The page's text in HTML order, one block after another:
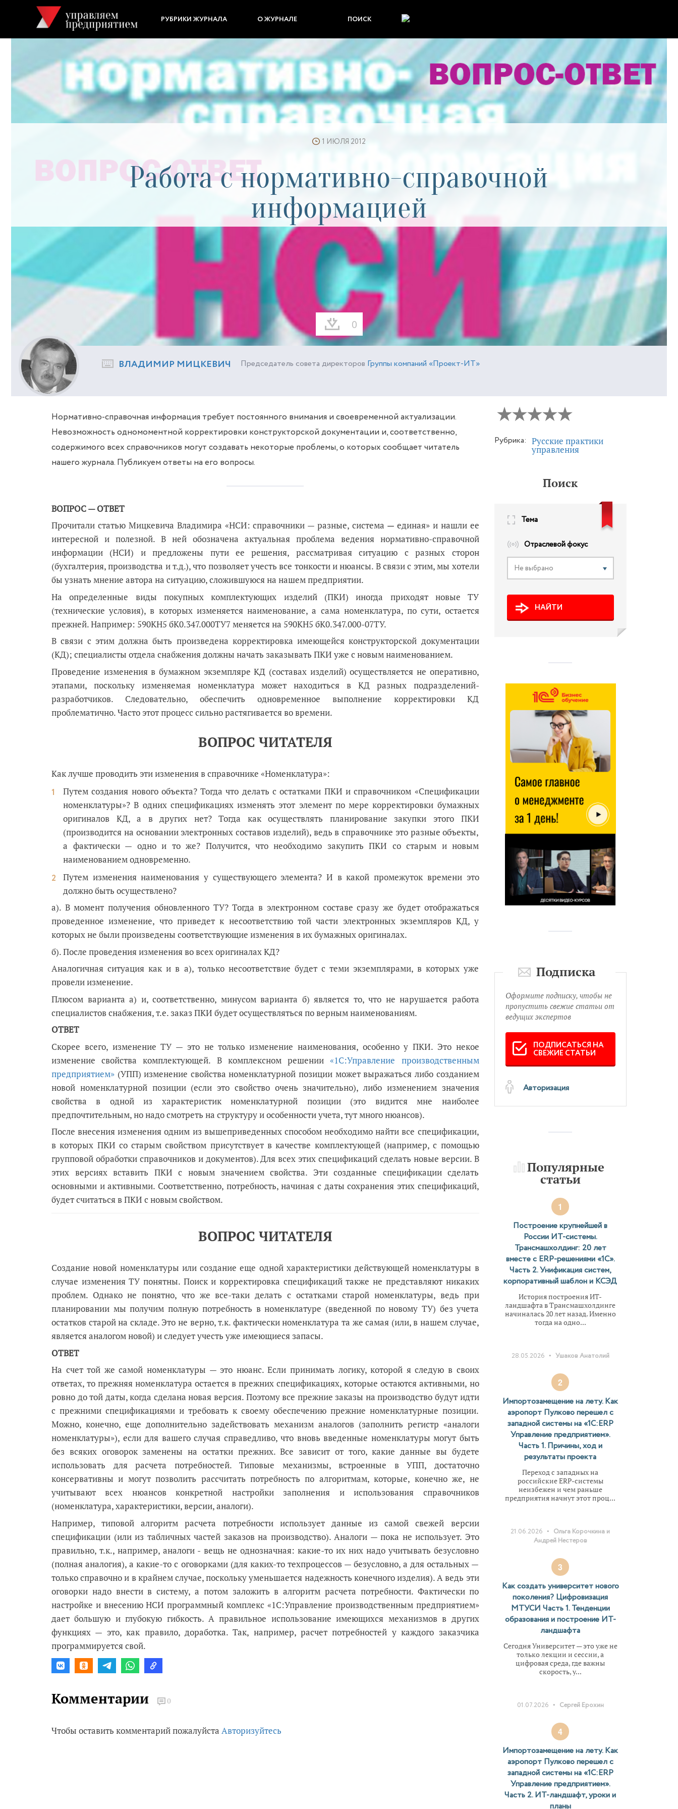
РУБРИКИ ЖУРНАЛА О ЖУРНАЛЕ ПОИСК
0
1 ИЮЛЯ 2012
Работа с нормативно-справочной
информацией
ВЛАДИМИР МИЦКЕВИЧ Председатель совета директоров Группы компаний «Проект-ИТ»
Нормативно-справочная информация требует постоянного внимания и своевременной актуализации.
Невозможность одномоментной корректировки конструкторской документации и, соответственно,
содержимого всех справочников могут создавать некоторые проблемы, о которых сообщает читатель
нашего журнала. Публикуем ответы на его вопросы.
ВОПРОС — ОТВЕТ
Прочитали статью Мицкевича Владимира «НСИ: справочники — разные, система —единая» и нашли ее
интересной и полезной. В ней обозначена актуальная проблема ведения нормативно-справочной
информации (НСИ) и предложены пути ее решения, рассматривая ситуацию с разных сторон
(бухгалтерия, производства и т.д.), что позволяет учесть все тонкости и нюансы. В связи с этим, мы хотели
бы узнать мнение автора на ситуацию, сложившуюся на нашем предприятии.
На определенные виды покупных комплектующих изделий (ПКИ) иногда приходят новые ТУ
(технические условия), в которых изменяется наименование, а сама номенклатура, по сути, остается
прежней. Например: 590КН5 бК0.347.000ТУ7 меняется на 590КН5 бК0.347.000-07ТУ.
В связи с этим должна быть произведена корректировка имеющейся конструкторской документации
(КД); специалисты отдела снабжения должны начать заказывать ПКИ уже с новым наименованием.
Проведение изменения в бумажном экземпляре КД (составах изделий) осуществляется не оперативно,
этапами, поскольку изменяемая номенклатура может находиться в КД разных подразделений-
разработчиков. Следовательно, обеспечить одновременное выполнение корректировки КД
проблематично. Часто этот процесс сильно растягивается во времени.
ВОПРОС ЧИТАТЕЛЯ
Как лучше проводить эти изменения в справочнике «Номенклатура»:
Путем создания нового объекта? Тогда что делать с остатками ПКИ и справочником «Спецификации
номенклатуры»? В одних спецификациях изменять этот элемент по мере корректировки бумажных
оригиналов КД, а в других нет? Тогда как осуществлять планирование закупки этого ПКИ
(производится на основании электронных составов изделий), ведь в справочнике это разные объекты,
а фактически — одно и то же? Получится, что необходимо закупить ПКИ со старым и новым
наименованием одновременно.
Путем изменения наименования у существующего элемента? И в какой промежуток времени это
должно быть осуществлено?
а). В момент получения обновленного ТУ? Тогда в электронном составе сразу же будет отображаться
проведенное изменение, что приведет к несоответствию той части электронных экземпляров КД, у
которых не были произведены соответствующие изменения в их бумажных оригиналах.
б). После проведения изменения во всех оригиналах КД?
Аналогичная ситуация как и в а), только несоответствие будет с теми экземплярами, в которых уже
провели изменение.
Плюсом варианта а) и, соответственно, минусом варианта б) является то, что не нарушается работа
специалистов снабжения, т.е. заказ ПКИ будет осуществляться по верным наименованиям.
ОТВЕТ
Скорее всего, изменение ТУ — это не только изменение наименования, особенно у ПКИ. Это некое
изменение свойства комплектующей. В комплексном решении«1С:Управление производственным
предприятием» (УПП) изменение свойства номенклатурной позиции может выражаться либо созданием
новой номенклатурной позиции (если это свойство очень значительно), либо изменением значения
свойства в одной из характеристик номенклатурной позиции (это видится мне наиболее
предпочтительным, но надо смотреть на структуру и особенности учета, тут много нюансов).
После внесения изменения одним из вышеприведенных способом необходимо найти все спецификации,
в которых ПКИ со старым свойством присутствует в качестве комплектующей (например, с помощью
групповой обработки справочников и документов). Для всех этих спецификаций сделать новые версии. В
этих версиях вставить ПКИ с новым значением свойства. Эти созданные спецификации сделать
основными и активными. Соответственно, потребность, начиная с даты сохранения этих спецификаций,
будет считаться в ПКИ с новым свойством.
ВОПРОС ЧИТАТЕЛЯ
Создание новой номенклатуры или создание еще одной характеристики действующей номенклатуры в
случае изменения ТУ понятны. Поиск и корректировка спецификаций также не представляют никаких
проблем. Однако не понятно, что же все-таки делать с остатками старой номенклатуры, ведь при
планировании мы получим полную потребность в номенклатуре (введенной по новому ТУ) без учета
остатков старой на складе. Это не верно, т.к. фактически номенклатура та же самая (или, в нашем случае,
является аналогом новой) и следует учесть уже имеющиеся запасы.
ОТВЕТ
На счет той же самой номенклатуры — это нюанс. Если принимать логику, которой я следую в своих
ответах, то прежняя номенклатура остается в прежних спецификациях, которые остаются активными, но
ровно до той даты, когда сделана новая версия. Поэтому все прежние заказы на производство будут идти
с прежними спецификациями и требовать к своему обеспечению прежние номенклатурные позиции.
Можно, конечно, еще дополнительно задействовать механизм аналогов (заполнить регистр «аналоги
номенклатуры»), если для вашего случая справедливо, что вновь введенные номенклатуры могут быть
без всяких оговорок заменены на остатки прежних. Все зависит от того, какие данные вы будете
использовать для расчета потребностей. Типовые механизмы, встроенные в УПП, достаточно
консервативны и могут позволить рассчитать потребность по алгоритмам, которые, конечно же, не
учитывают всех нюансов конкретной настройки заполнения и использования справочников
(номенклатура, характеристики, версии, аналоги).
Например, типовой алгоритм расчета потребности использует данные из самой свежей версии
спецификации (или из табличных частей заказов на производство). Аналоги — пока не использует. Это
правильно, т.к., например, аналоги - вещь не однозначная: какие-то их них надо учитывать безусловно
(полная аналогия), а какие-то с оговорками (для каких-то техпроцессов — безусловно, а для остальных —
только справочно и в крайнем случае, поскольку уменьшается надежность конечного изделия). А ведь эти
оговорки надо внести в систему, а потом заложить в алгоритм расчета потребности. Фактически по
настройке и внесению НСИ программный комплекс «1С:Управление производственным предприятием»
дает большую и глубокую гибкость. А правильное использование имеющихся механизмов в других
функциях — это, как правило, доработка. Так, например, расчет потребностей у каждого заказчика
программируется свой.
Комментарии 0
Чтобы оставить комментарий пожалуйста Авторизуйтесь
Рубрика: Русские практики
управления
Поиск
Тема
Отраслевой фокус
Не выбрано
НАЙТИ
Подписка
Оформите подписку, чтобы не
пропустить свежие статьи от
ведущих экспертов
ПОДПИСАТЬСЯ НА
СВЕЖИЕ СТАТЬИ
Авторизация
Популярные
статьи
1
Построение крупнейшей в
России ИТ-системы.
Трансмашхолдинг: 20 лет
вместе с ERP-решениями «1С».
Часть 2. Унификация систем,
корпоративный шаблон и КСЭД
История построения ИТ-
ландшафта в Трансмашхолдинге
начиналась 20 лет назад. Именно
тогда на одно...
28.05.2026 • Ушаков Анатолий
2
Импортозамещение на лету. Как
аэропорт Пулково перешел с
западной системы на «1С:ERP
Управление предприятием».
Часть 1. Причины, ход и
результаты проекта
Переход с западных на
российские ERP-системы
неизбежен и чем раньше
предприятия начнут этот проц...
21.06.2026 • Ольга Корочкина и
Андрей Нестеров
3
Как создать университет нового
поколения? Цифровизация
МТУСИ Часть 1. Тенденции
образования и построение ИТ-
ландшафта
Сегодня Университет — это уже не
только лекции и сессии, а
цифровая среда, где важны
скорость, у...
01.07.2026 • Сергей Ерохин
4
Импортозамещение на лету. Как
аэропорт Пулково перешел с
западной системы на «1С:ERP
Управление предприятием».
Часть 2. ИТ-ландшафт, уроки и
планы